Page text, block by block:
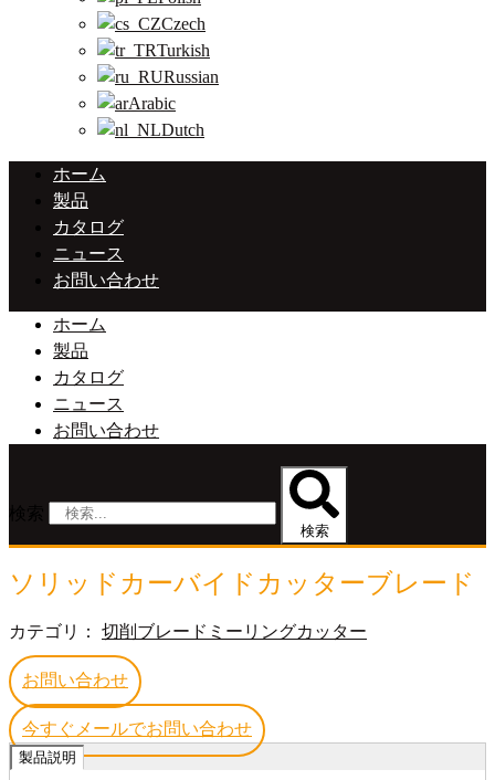
Czech
Turkish
Russian
Arabic
Dutch
ホーム
製品
カタログ
ニュース
お問い合わせ
ホーム
製品
カタログ
ニュース
お問い合わせ
検索
ソリッドカーバイドカッターブレード
カテゴリ： 切削ブレードミーリングカッター
お問い合わせ
今すぐメールでお問い合わせ
製品説明